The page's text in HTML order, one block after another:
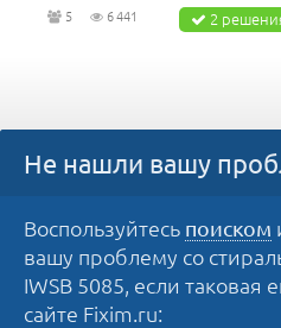
5 6 441 2
Не нашли вашу
Воспользуйтесь поиском
вашу проблему со
IWSB 5085, если таковая
сайте Fixim.ru: